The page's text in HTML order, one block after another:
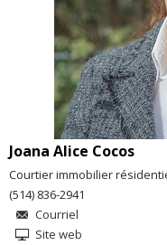
Joana Alice Cocos
Courtier immobilier
(514) 836-2941
Courriel
Site web